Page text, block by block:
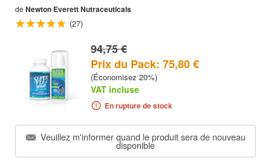
de Newton Everett Nutraceuticals
(27)
94,75 €
Prix du Pack: 75,80 €
(Économisez 20%)
VAT incluse
En rupture de stock
Veuillez m'informer quand le produit sera de nouveau
disponible